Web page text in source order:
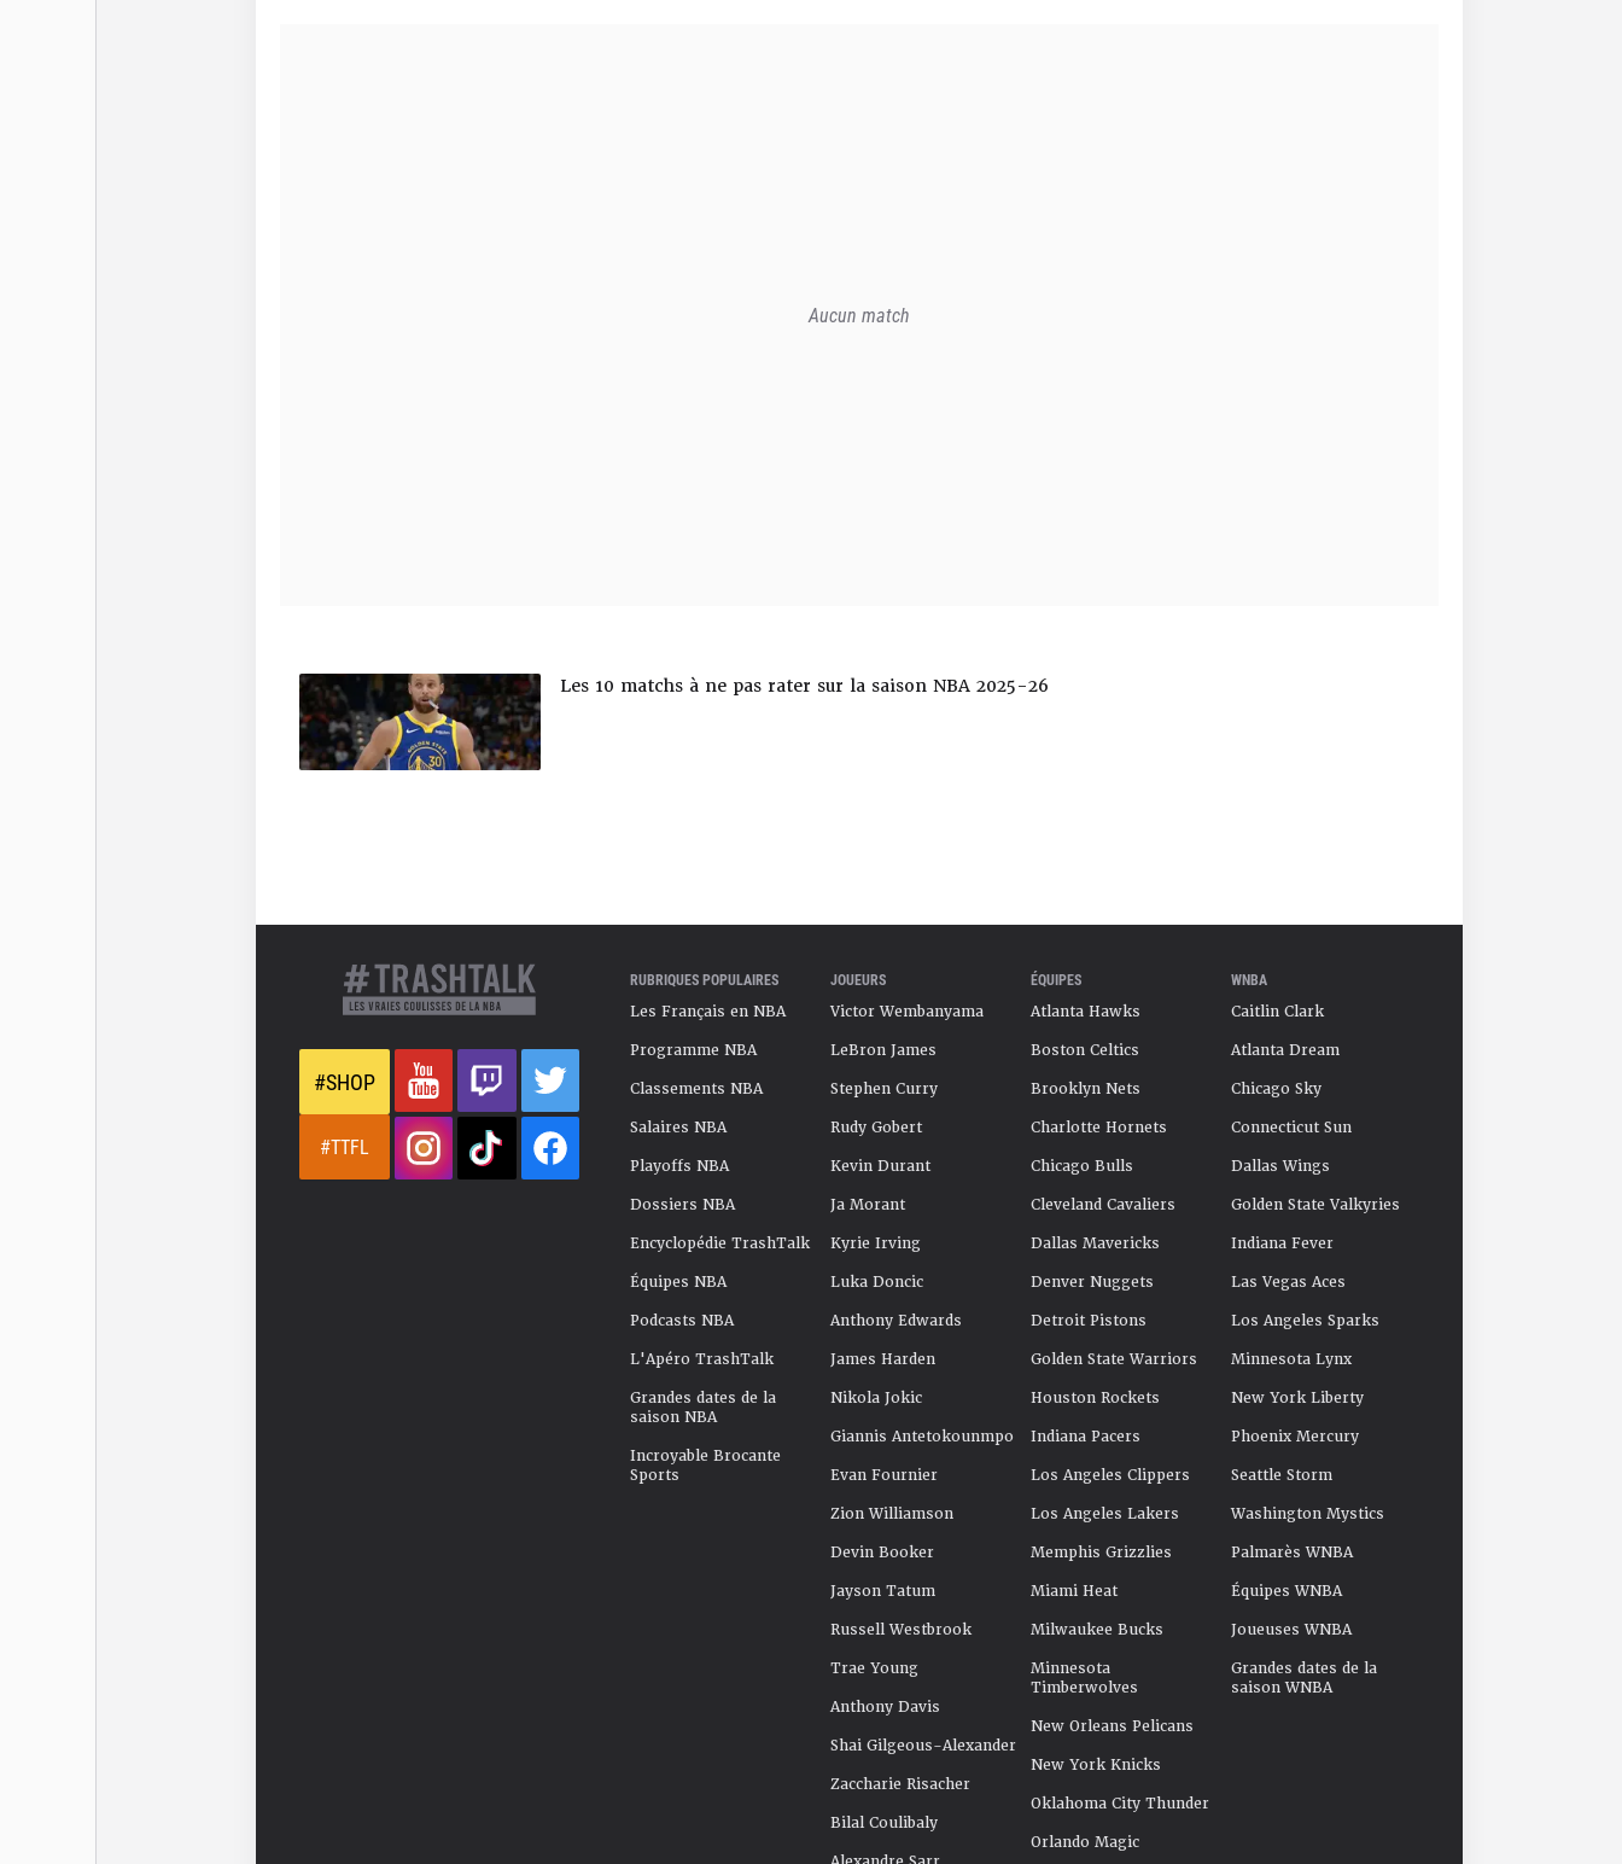
Aucun match
Les 10 matchs à ne pas rater sur la saison NBA 2025-26
#SHOP
#TTFL
RUBRIQUES POPULAIRES
Les Français en NBA
Programme NBA
Classements NBA
Salaires NBA
Playoffs NBA
Dossiers NBA
Encyclopédie TrashTalk
Équipes NBA
Podcasts NBA
L'Apéro TrashTalk
Grandes dates de la
saison NBA
Incroyable Brocante
Sports
JOUEURS
Victor Wembanyama
LeBron James
Stephen Curry
Rudy Gobert
Kevin Durant
Ja Morant
Kyrie Irving
Luka Doncic
Anthony Edwards
James Harden
Nikola Jokic
Giannis Antetokounmpo
Evan Fournier
Zion Williamson
Devin Booker
Jayson Tatum
Russell Westbrook
Trae Young
Anthony Davis
Shai Gilgeous-Alexander
Zaccharie Risacher
Bilal Coulibaly
ÉQUIPES
Atlanta Hawks
Boston Celtics
Brooklyn Nets
Charlotte Hornets
Chicago Bulls
Cleveland Cavaliers
Dallas Mavericks
Denver Nuggets
Detroit Pistons
Golden State Warriors
Houston Rockets
Indiana Pacers
Los Angeles Clippers
Los Angeles Lakers
Memphis Grizzlies
Miami Heat
Milwaukee Bucks
Minnesota
Timberwolves
New Orleans Pelicans
New York Knicks
Oklahoma City Thunder
Orlando Magic
WNBA
Caitlin Clark
Atlanta Dream
Chicago Sky
Connecticut Sun
Dallas Wings
Golden State Valkyries
Indiana Fever
Las Vegas Aces
Los Angeles Sparks
Minnesota Lynx
New York Liberty
Phoenix Mercury
Seattle Storm
Washington Mystics
Palmarès WNBA
Équipes WNBA
Joueuses WNBA
Grandes dates de la
saison WNBA